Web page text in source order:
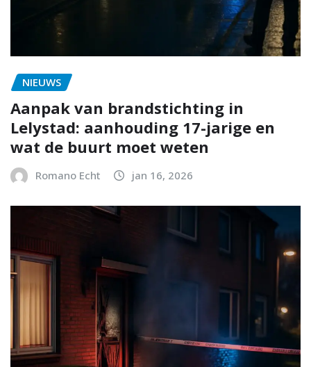
NIEUWS
Aanpak van brandstichting in
Lelystad: aanhouding 17-jarige en
wat de buurt moet weten
Romano Echt jan 16, 2026